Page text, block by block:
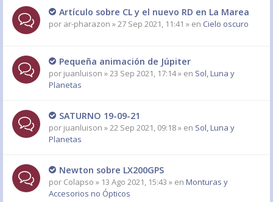
Artículo sobre CL y el nuevo RD en La Marea
por ar-pharazon » 27 Sep 2021, 11:41 » en Cielo oscuro
Pequeña animación de Júpiter
por juanluison » 23 Sep 2021, 17:14 » en Sol, Luna y
Planetas
SATURNO 19-09-21
por juanluison » 22 Sep 2021, 09:18 » en Sol, Luna y
Planetas
Newton sobre LX200GPS
por Colapso » 13 Ago 2021, 15:43 » en Monturas y
Accesorios no Ópticos